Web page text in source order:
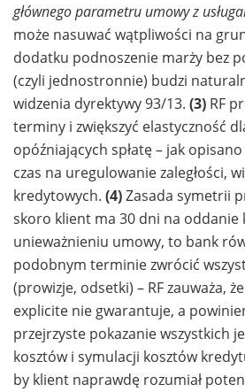
głównego parametru umowy z
może nasuwać wątpliwości na
dodatku podnoszenie marży bez
(czyli jednostronnie) budzi
widzenia dyrektywy 93/13. (3) RF
terminy i zwiększyć elastyczność
opóźniających spłatę – jak opisano
czas na uregulowanie zaległości,
kredytowych. (4)Zasada symetrii
skoro klient ma 30 dni na oddanie
unieważnieniu umowy, to bank
podobnym terminie zwrócić
(prowizje, odsetki) – RF zauważa,
explicite nie gwarantuje, a
przejrzyste pokazanie wszystkich
kosztów i symulacji kosztów
by klient naprawdę rozumiał